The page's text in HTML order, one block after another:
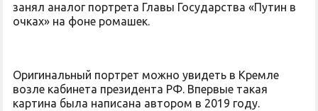
занял аналог портрета Главы Государства «Путин в
очках» на фоне ромашек.
Оригинальный портрет можно увидеть в Кремле
возле кабинета президента РФ. Впервые такая
картина была написана автором в 2019 году.